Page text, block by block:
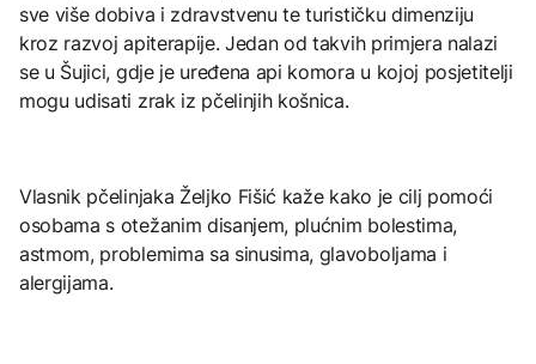
sve više dobiva i zdravstvenu te turističku dimenziju
kroz razvoj apiterapije. Jedan od takvih primjera nalazi
se u Šujici, gdje je uređena api komora u kojoj posjetitelji
mogu udisati zrak iz pčelinjih košnica.
Vlasnik pčelinjaka Željko Fišić kaže kako je cilj pomoći
osobama s otežanim disanjem, plućnim bolestima,
astmom, problemima sa sinusima, glavoboljama i
alergijama.